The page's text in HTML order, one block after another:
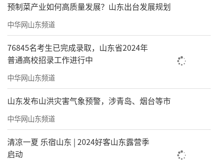
预制菜产业如何高质量发展？山东出台发展规划
中华网山东频道
76845名考生已完成录取，山东省2024年
普通高校招录工作进行中
中华网山东频道
山东发布山洪灾害气象预警，涉青岛、烟台等市
中华网山东频道
清凉一夏 乐宿山东 | 2024好客山东露营季
启动